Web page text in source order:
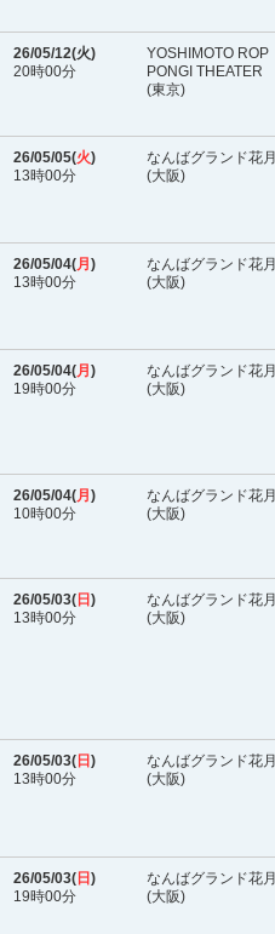
26/05/12(火)
20時00分
YOSHIMOTO ROP
PONGI THEATER
(東京)
26/05/05(火)
13時00分
なんばグランド花月
(大阪)
26/05/04(月 )
13時00分
なんばグランド花月
(大阪)
26/05/04(月 )
19時00分
なんばグランド花月
(大阪)
26/05/04(月 )
10時00分
なんばグランド花月
(大阪)
26/05/03( 日 )
13時00分
なんばグランド花月
(大阪)
26/05/03( 日 )
13時00分
なんばグランド花月
(大阪)
26/05/03( 日 )
19時00分
なんばグランド花月
(大阪)